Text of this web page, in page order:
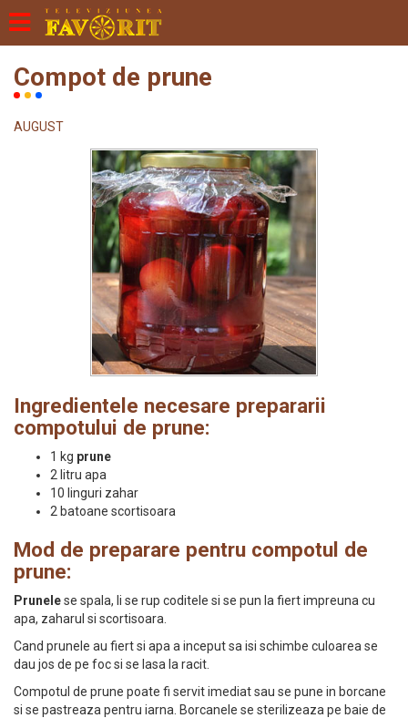
Compot de prune
AUGUST
Ingredientele necesare prepararii
compotului de prune:
1 kg prune
2 litru apa
10 linguri zahar
2 batoane scortisoara
Mod de preparare pentru compotul de
prune:
Prunelese spala, li se rup coditele si se pun la fiert impreuna cu
apa, zaharul si scortisoara.
Cand prunele au fiert si apa a inceput sa isi schimbe culoarea se
dau jos de pe foc si se lasa la racit.
Compotul de prune poate fi servit imediat sau se pune in borcane
si se pastreaza pentru iarna. Borcanele se sterilizeaza pe baie de